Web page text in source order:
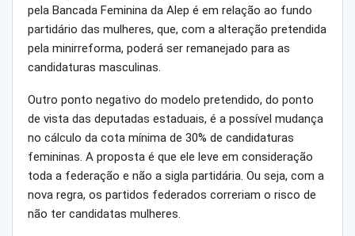
pela Bancada Feminina da Alep é em relação ao fundo
partidário das mulheres, que, com a alteração pretendida
pela minirreforma, poderá ser remanejado para as
candidaturas masculinas.
Outro ponto negativo do modelo pretendido, do ponto
de vista das deputadas estaduais, é a possível mudança
no cálculo da cota mínima de 30% de candidaturas
femininas. A proposta é que ele leve em consideração
toda a federação e não a sigla partidária. Ou seja, com a
nova regra, os partidos federados correriam o risco de
não ter candidatas mulheres.